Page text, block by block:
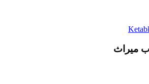
میراث